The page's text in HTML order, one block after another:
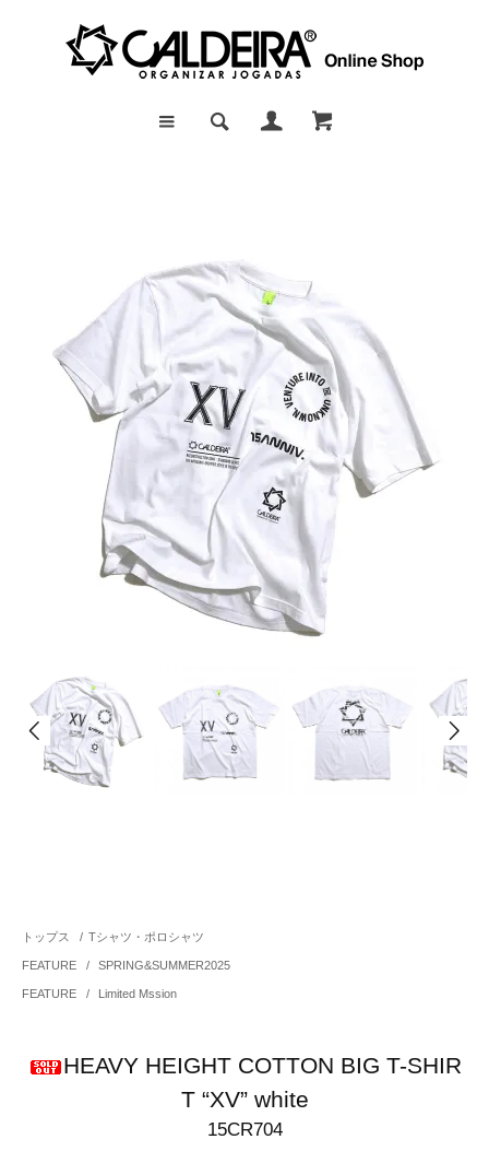
トップス / Tシャツ・ポロシャツ
FEATURE / SPRING&SUMMER2025
FEATURE / Limited Mssion
HEAVY HEIGHT COTTON BIG T-SHIR
T “XV” white
15CR704